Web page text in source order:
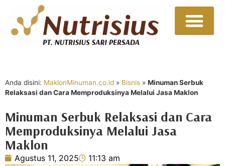
Anda disini: MaklonMinuman.co.id » Bisnis » Minuman Serbuk
Relaksasi dan Cara Memproduksinya Melalui Jasa Maklon
Minuman Serbuk Relaksasi dan Cara
Memproduksinya Melalui Jasa
Maklon
Agustus 11, 2025 11:13 am